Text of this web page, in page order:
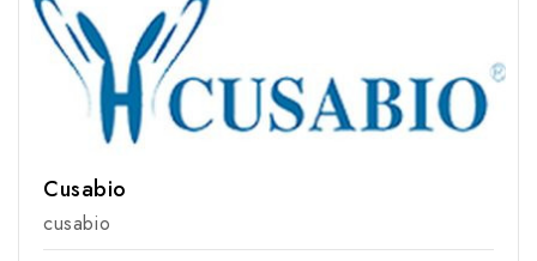
Cusabio
cusabio